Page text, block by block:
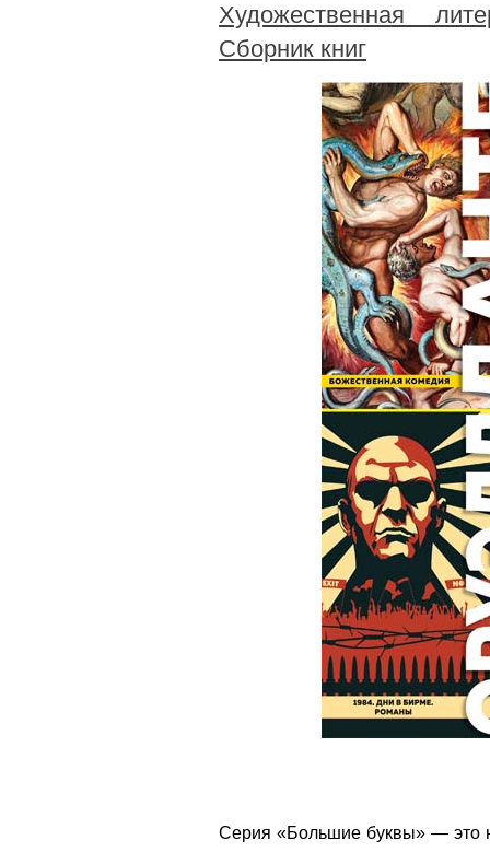
Художественная
Сборник книг
Серия «Большие буквы» — это